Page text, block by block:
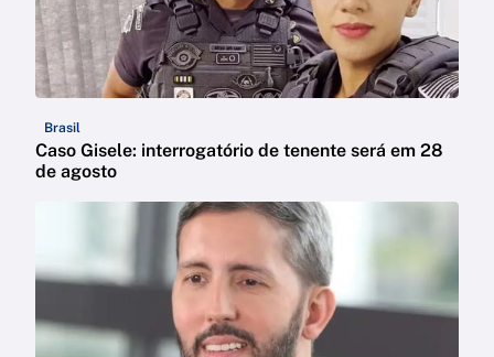
Brasil
Caso Gisele: interrogatório de tenente será em 28
de agosto